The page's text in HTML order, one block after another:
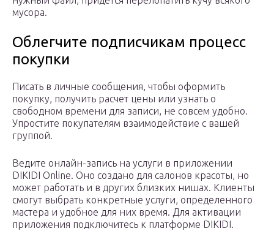
мусора.
Облегчите подписчикам процесс
покупки
Писать в личные сообщения, чтобы оформить
покупку, получить расчет цены или узнать о
свободном времени для записи, не совсем удобно.
Упростите покупателям взаимодействие с вашей
группой.
Ведите онлайн-запись на услуги в приложении
DIKIDI Online. Оно создано для салонов красоты, но
может работать и в других близких нишах. Клиенты
смогут выбрать конкретные услуги, определенного
мастера и удобное для них время. Для активации
приложения подключитесь к платформе DIKIDI.